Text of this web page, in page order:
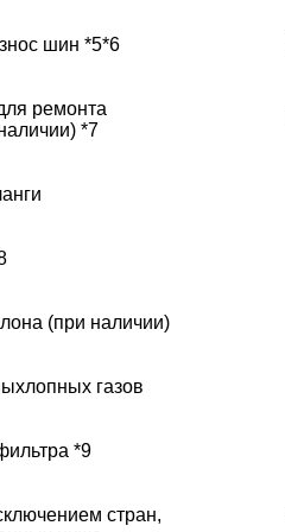
шин *5*6
ремонта
*7
(при наличии)
газов
*9
стран,